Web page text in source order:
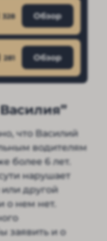
328 Обзор
281 Обзор
что Василий
водителям
более 6 лет.
нарушает
другой
о нем нет.
заявить и о